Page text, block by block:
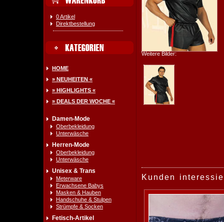
0 Artikel
Direktbestellung
HOME
» NEUHEITEN «
» HIGHLIGHTS «
» DEALS DER WOCHE «
Damen-Mode
Oberbekleidung
Unterwäsche
Herren-Mode
Oberbekleidung
Unterwäsche
Unisex & Trans
Meterware
Erwachsene Babys
Masken & Hauben
Handschuhe & Stulpen
Strümpfe & Socken
Fetisch-Artikel
Weitere Bilder:
Kunden